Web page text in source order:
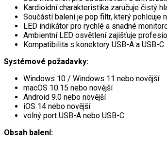
Kardioidní charakteristika zaručuje čistý
Součástí balení je pop filtr, který pohlcuje
LED indikátor pro rychlé a snadné
Ambientní LED osvětlení zajišťuje
Kompatibilita s konektory USB-A a USB-C
Systémové požadavky:
Windows 10 / Windows 11 nebo novější
macOS 10.15 nebo novější
Android 9.0 nebo novější
iOS 14 nebo novější
volný port USB-A nebo USB-C
Obsah balení: